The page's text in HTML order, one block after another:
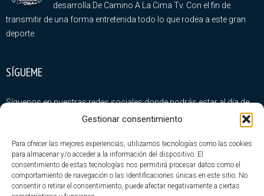
Gestionar consentimiento
Para ofrecer las mejores experiencias, utilizamos tecnologías como las cookies
para almacenar y/o acceder a la información del dispositivo. El
consentimiento de estas tecnologías nos permitirá procesar datos como el
comportamiento de navegación o las identificaciones únicas en este sitio. No
consentir o retirar el consentimiento, puede afectar negativamente a ciertas
desarrolla De Camino A La Cima Tv. Con el fin de
transmitir de una forma entretenida todo lo que rodea a este gran
deporte.
SÍGUEME
Síguenos en nuestras redes sociales donde podrás estar al día de
todas nuestras novedades